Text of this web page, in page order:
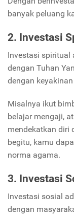
banyak peluang
2. Investasi
Investasi spiritual
dengan Tuhan
dengan
Misalnya ikut
belajar mengaji,
mendekatkan diri
begitu, kamu
norma agama.
3. Investasi
Investasi sosial
dengan